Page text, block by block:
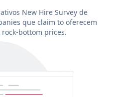
New Hire Survey de
que claim to oferecem
bottom prices.